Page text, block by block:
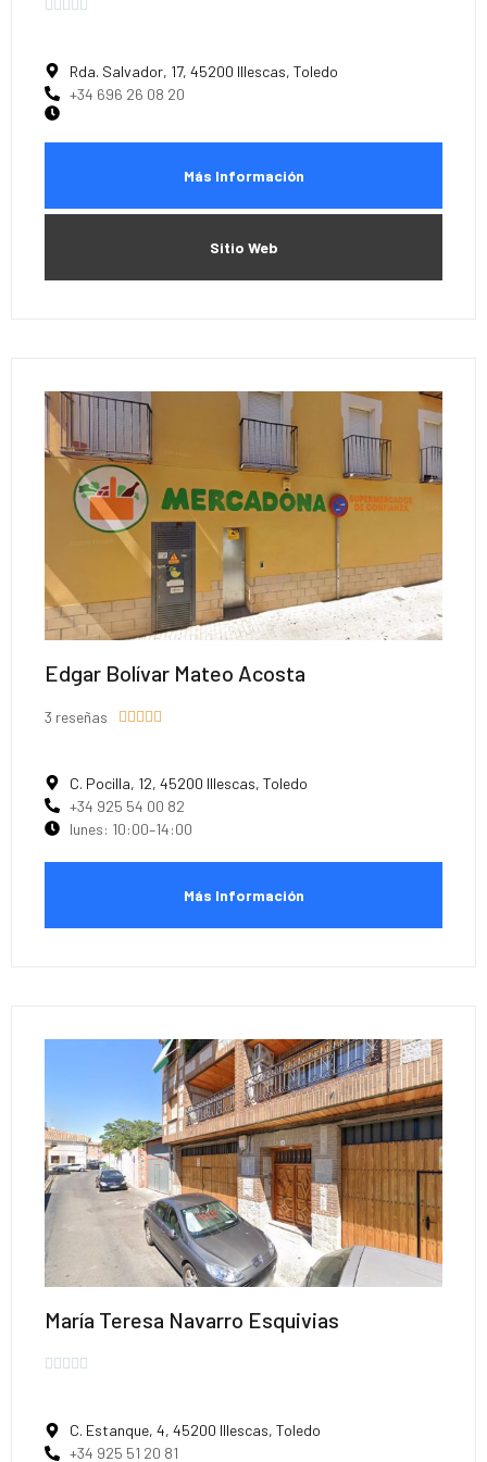
Rda. Salvador, 17, 45200 Illescas, Toledo
+34 696 26 08 20
Más Información
Sitio Web
Edgar Bolívar Mateo Acosta
3 reseñas 
C. Pocilla, 12, 45200 Illescas, Toledo
+34 925 54 00 82
lunes: 10:00–14:00
Más Información
María Teresa Navarro Esquivias
    
C. Estanque, 4, 45200 Illescas, Toledo
+34 925 51 20 81